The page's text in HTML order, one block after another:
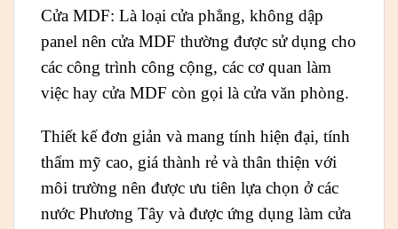
Cửa MDF: Là loại cửa phẳng, không dập
panel nên cửa MDF thường được sử dụng cho
các công trình công cộng, các cơ quan làm
việc hay cửa MDF còn gọi là cửa văn phòng.
Thiết kế đơn giản và mang tính hiện đại, tính
thẩm mỹ cao, giá thành rẻ và thân thiện với
môi trường nên được ưu tiên lựa chọn ở các
nước Phương Tây và được ứng dụng làm cửa